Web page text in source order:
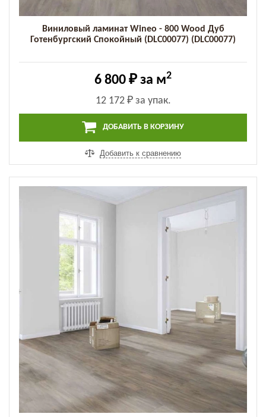
Виниловый ламинат Wineo - 800 Wood Дуб
Готенбургский Спокойный (DLC00077) (DLC00077)
6 800 ₽ за м2
12 172 ₽за упак.
ДОБАВИТЬ В КОРЗИНУ
Добавить к сравнению